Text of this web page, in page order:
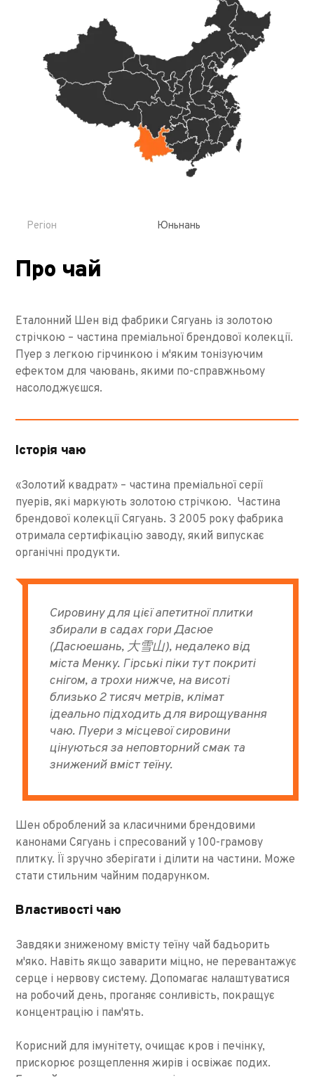
Регіон Юньнань
Про чай
Еталонний Шен від фабрики Сягуань із золотою
стрічкою – частина преміальної брендової колекції.
Пуер з легкою гірчинкою і м'яким тонізуючим
ефектом для чаювань, якими по-справжньому
насолоджуєшся.
Історія чаю
«Золотий квадрат» – частина преміальної серії
пуерів, які маркують золотою стрічкою. Частина
брендової колекції Сягуань. З 2005 року фабрика
отримала сертифікацію заводу, який випускає
органічні продукти.
Сировину для цієї апетитної плитки
збирали в садах гори Дасюе
(Дасюешань, 大雪山), недалеко від
міста Менку. Гірські піки тут покриті
снігом, а трохи нижче, на висоті
близько 2 тисяч метрів, клімат
ідеально підходить для вирощування
чаю. Пуери з місцевої сировини
цінуються за неповторний смак та
знижений вміст теїну.
Шен оброблений за класичними брендовими
канонами Сягуань і спресований у 100-грамову
плитку. Її зручно зберігати і ділити на частини. Може
стати стильним чайним подарунком.
Властивості чаю
Завдяки зниженому вмісту теїну чай бадьорить
м'яко. Навіть якщо заварити міцно, не перевантажує
серце і нервову систему. Допомагає налаштуватися
на робочий день, проганяє сонливість, покращує
концентрацію і пам'ять.
Корисний для імунітету, очищає кров і печінку,
прискорює розщеплення жирів і освіжає подих.